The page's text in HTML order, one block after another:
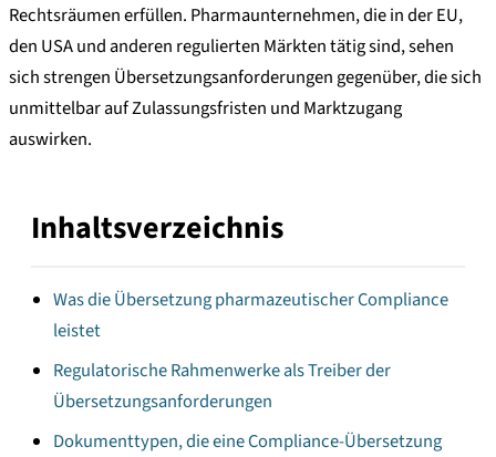
Rechtsräumen erfüllen. Pharmaunternehmen, die in der EU,
den USA und anderen regulierten Märkten tätig sind, sehen
sich strengen Übersetzungsanforderungen gegenüber, die sich
unmittelbar auf Zulassungsfristen und Marktzugang
auswirken.
Inhaltsverzeichnis
Was die Übersetzung pharmazeutischer Compliance
leistet
Regulatorische Rahmenwerke als Treiber der
Übersetzungsanforderungen
Dokumenttypen, die eine Compliance-Übersetzung